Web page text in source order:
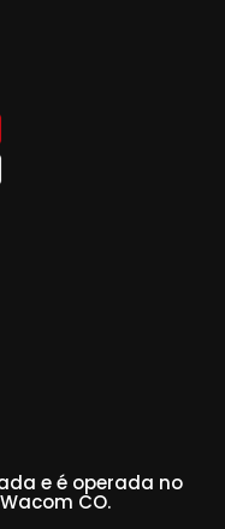
e é operada no
CO.